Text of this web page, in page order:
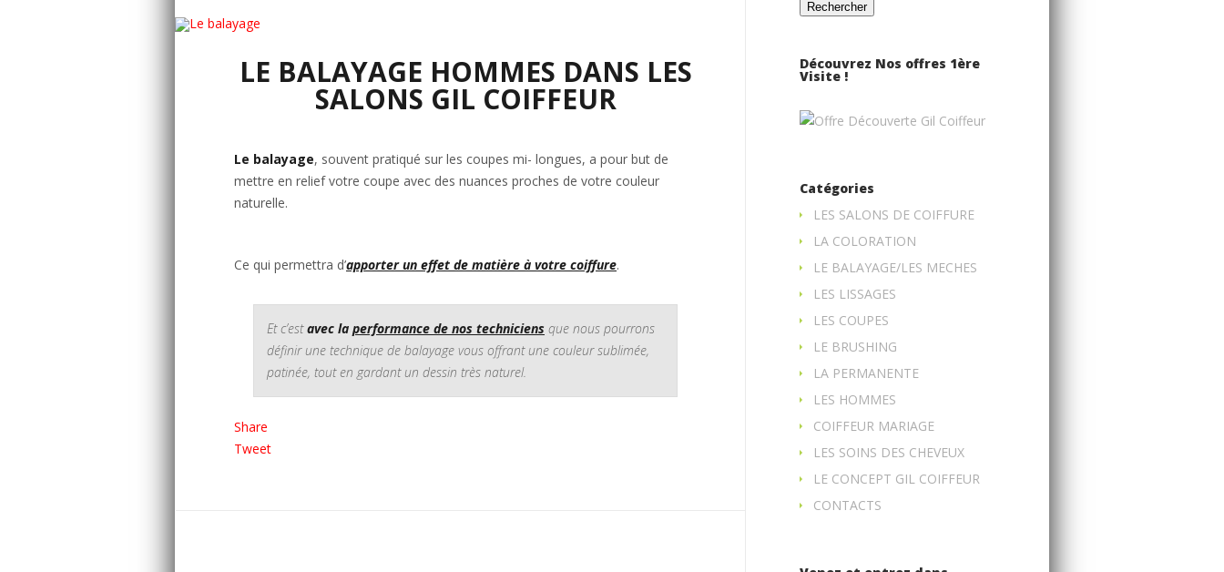
LE BALAYAGE HOMMES DANS LES
SALONS GIL COIFFEUR
Le balayage, souvent pratiqué sur les coupes mi- longues, a pour but de
mettre en relief votre coupe avec des nuances proches de votre couleur
naturelle.
Ce qui permettra d’apporter un effet de matière à votre coiffure.
Et c’estavec la performance de nos techniciens que nous pourrons
définir une technique de balayage vous offrant une couleur sublimée,
patinée, tout en gardant un dessin très naturel.
Share
Tweet
Découvrez Nos offres 1ère
Visite !
Catégories
LES SALONS DE COIFFURE
LA COLORATION
LE BALAYAGE/LES MECHES
LES LISSAGES
LES COUPES
LE BRUSHING
LA PERMANENTE
LES HOMMES
COIFFEUR MARIAGE
LES SOINS DES CHEVEUX
LE CONCEPT GIL COIFFEUR
CONTACTS